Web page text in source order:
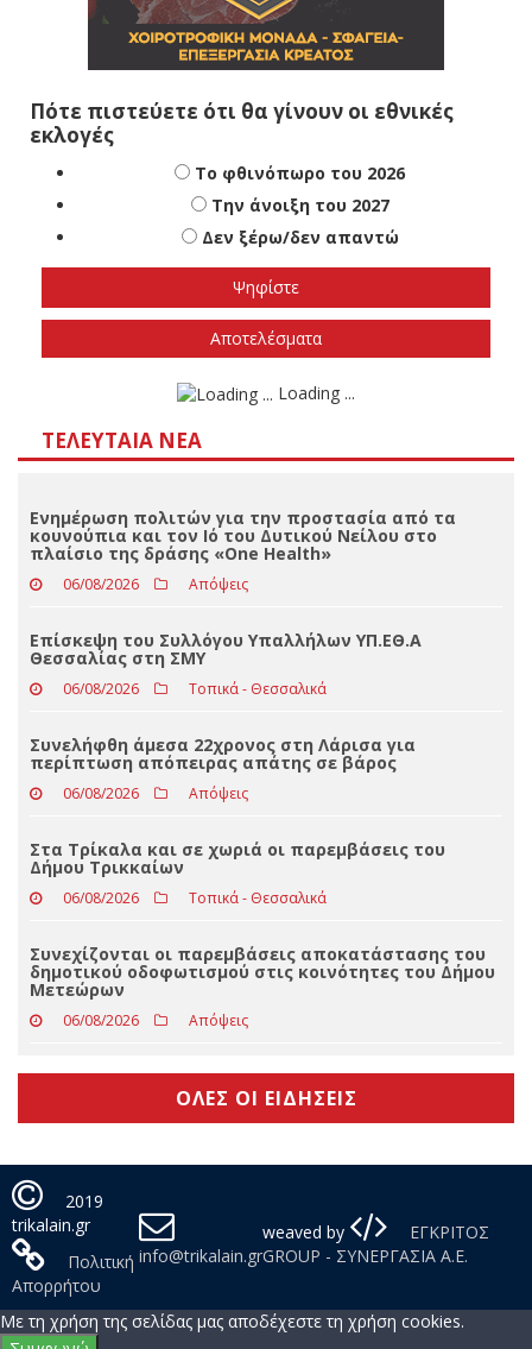
Πότε πιστεύετε ότι θα γίνουν οι εθνικές
εκλογές
Το φθινόπωρο του 2026
Την άνοιξη του 2027
Δεν ξέρω/δεν απαντώ
ΤΕΛΕΥΤΑΊΑ ΝΈΑ
κουνούπια και τον Ιό του Δυτικού Νείλου στο
πλαίσιο της δράσης «One Health»
06/08/2026 Απόψεις
Επίσκεψη του Συλλόγου Υπαλλήλων ΥΠ.ΕΘ.Α
Θεσσαλίας στη ΣΜΥ
06/08/2026 Τοπικά - Θεσσαλικά
Συνελήφθη άμεσα 22χρονος στη Λάρισα για
περίπτωση απόπειρας απάτης σε βάρος
06/08/2026 Απόψεις
Στα Τρίκαλα και σε χωριά οι παρεμβάσεις του
Δήμου Τρικκαίων
06/08/2026
δημοτικού οδοφωτισμού στις κοινότητες του Δήμου
06/08/2026 Απόψεις
2019
trikalain.gr
weaved by